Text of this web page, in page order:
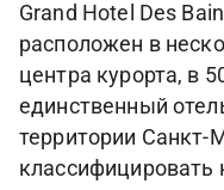
Grand Hotel Des
расположен в
центра курорта, в
единственный
территории
классифицировать